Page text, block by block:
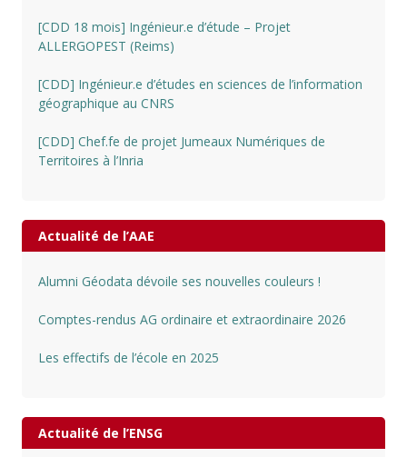
[CDD 18 mois] Ingénieur.e d’étude – Projet
ALLERGOPEST (Reims)
[CDD] Ingénieur.e d’études en sciences de l’information
géographique au CNRS
[CDD] Chef.fe de projet Jumeaux Numériques de
Territoires à l’Inria
Actualité de l’AAE
Alumni Géodata dévoile ses nouvelles couleurs !
Comptes-rendus AG ordinaire et extraordinaire 2026
Les effectifs de l’école en 2025
Actualité de l’ENSG